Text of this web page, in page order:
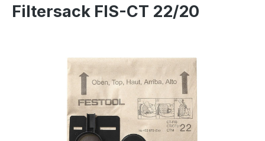
Filtersack FIS-CT 22/20